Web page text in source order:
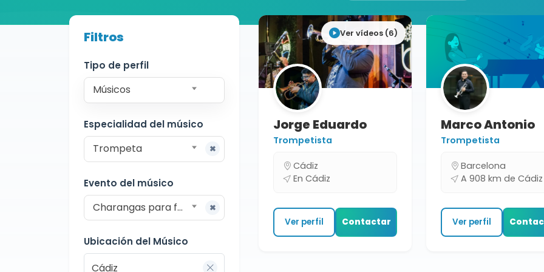
Buscador de músicos
Músicos
Cádiz
Filtros
Tipo de perfil
Músicos
Especialidad del músico
Trompeta
Evento del músico
Charangas para fiestas
Ubicación del Músico
Ver vídeos (6)
Jorge Eduardo
Trompetista
Cádiz
En Cádiz
Ver perfil Contactar
Marco Antonio
Trompetista
Barcelona
A 908 km de Cádiz
Ver perfil